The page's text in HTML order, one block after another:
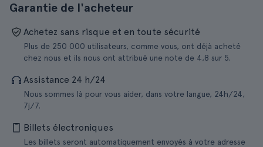
Garantie de l'acheteur
Achetez sans risque et en toute sécurité
Plus de 250 000 utilisateurs, comme vous, ont déjà acheté
chez nous et ils nous ont attribué une note de 4,8 sur 5.
Assistance 24 h/24
Nous sommes là pour vous aider, dans votre langue, 24h/24,
7j/7.
Billets électroniques
Les billets seront automatiquement envoyés à votre adresse